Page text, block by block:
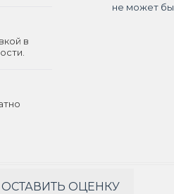
в
не может
ОСТАВИТЬ ОЦЕНКУ